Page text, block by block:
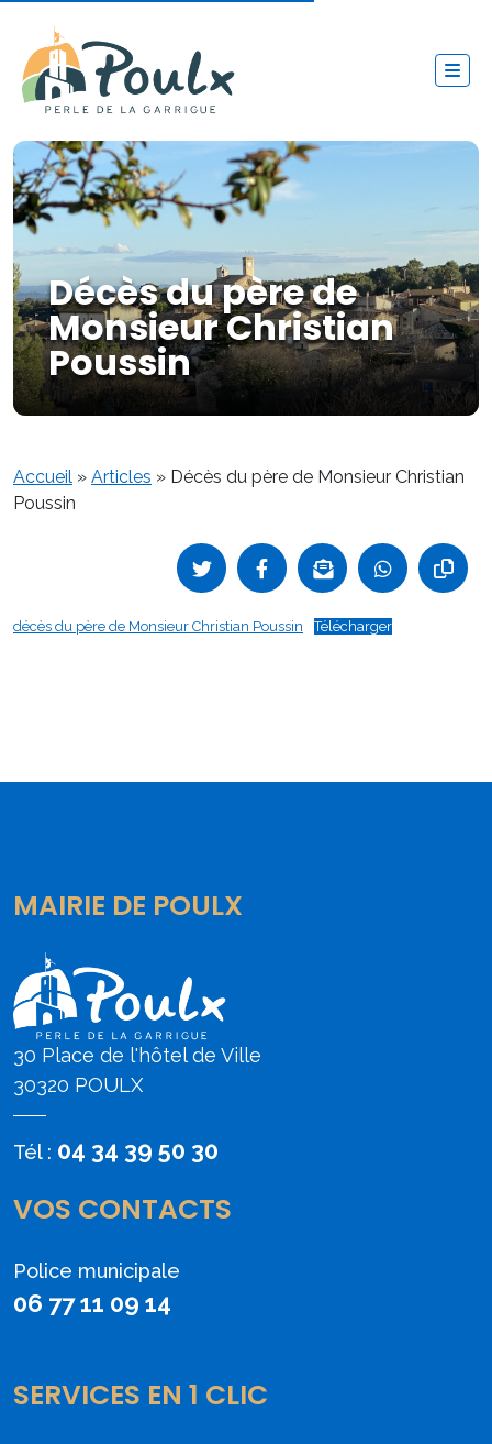
Décès du père de
Monsieur Christian
Poussin
Accueil » Articles » Décès du père de Monsieur Christian
Poussin
décès du père de Monsieur Christian Poussin Télécharger
MAIRIE DE POULX
30 Place de l'hôtel de Ville
30320 POULX
Tél : 04 34 39 50 30
VOS CONTACTS
Police municipale
06 77 11 09 14
SERVICES EN 1 CLIC